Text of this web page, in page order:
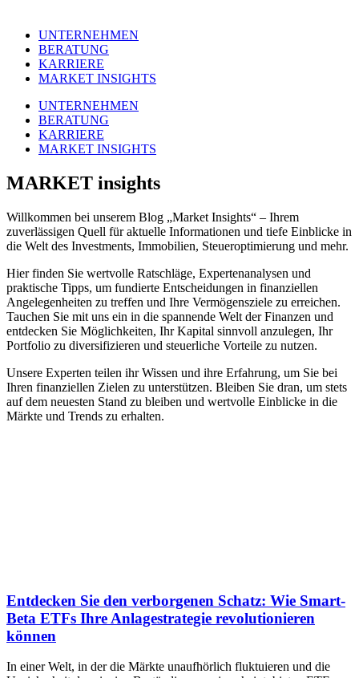
UNTERNEHMEN
BERATUNG
KARRIERE
MARKET INSIGHTS
UNTERNEHMEN
BERATUNG
KARRIERE
MARKET INSIGHTS
MARKET insights
Willkommen bei unserem Blog „Market Insights“ – Ihrem
zuverlässigen Quell für aktuelle Informationen und tiefe Einblicke in
die Welt des Investments, Immobilien, Steueroptimierung und mehr.
Hier finden Sie wertvolle Ratschläge, Expertenanalysen und
praktische Tipps, um fundierte Entscheidungen in finanziellen
Angelegenheiten zu treffen und Ihre Vermögensziele zu erreichen.
Tauchen Sie mit uns ein in die spannende Welt der Finanzen und
entdecken Sie Möglichkeiten, Ihr Kapital sinnvoll anzulegen, Ihr
Portfolio zu diversifizieren und steuerliche Vorteile zu nutzen.
Unsere Experten teilen ihr Wissen und ihre Erfahrung, um Sie bei
Ihren finanziellen Zielen zu unterstützen. Bleiben Sie dran, um stets
auf dem neuesten Stand zu bleiben und wertvolle Einblicke in die
Märkte und Trends zu erhalten.
Entdecken Sie den verborgenen Schatz: Wie Smart-
Beta ETFs Ihre Anlagestrategie revolutionieren
können
In einer Welt, in der die Märkte unaufhörlich fluktuieren und die